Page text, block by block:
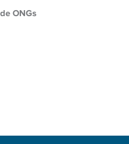
ONGs